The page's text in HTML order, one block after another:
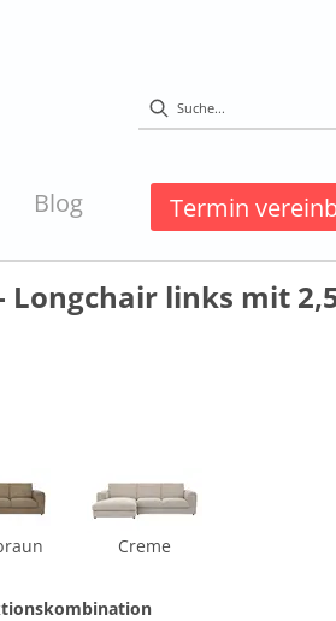
Blog Termin
Longchair links mit
Creme